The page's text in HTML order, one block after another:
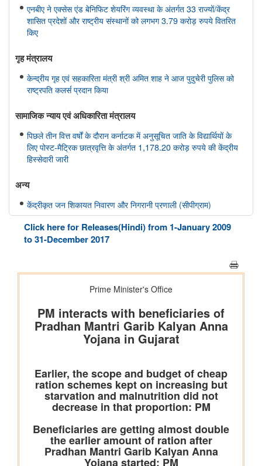
एनबीए ने एक्सेस एंड बेनिफिट शेयरिंग व्यवस्था के अंतर्गत 33 राज्यों/केंद्र
शासित प्रदेशों और राष्ट्रीय संस्थानों को लगभग 3.79 करोड़ रुपये वितरित
किए
गृह मंत्रालय
केन्द्रीय गृह एवं सहकारिता मंत्री श्री अमित शाह ने आज पुदुचेरी पुलिस को
राष्ट्रपति कलर्स प्रदान किया
सामाजिक न्‍याय एवं अधिकारिता मंत्रालय
पिछले तीन वित्त वर्षों के दौरान कर्नाटक में अनुसूचित जाति के विद्यार्थियों के
लिए पोस्ट-मैट्रिक छात्रवृत्ति के अंतर्गत 1,178.20 करोड़ रुपये की केंद्रीय
हिस्सेदारी जारी
अन्य
केंद्रीकृत जन शिकायत निवारण और निगरानी प्रणाली (सीपीग्राम)
Click here for Releases(Hindi) from 1-January 2009
to 31-December 2017